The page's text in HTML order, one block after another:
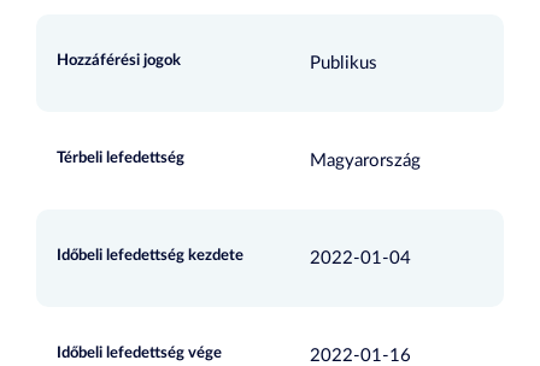
Hozzáférési jogok Publikus
Térbeli lefedettség Magyarország
Időbeli lefedettség kezdete 2022-01-04
Időbeli lefedettség vége 2022-01-16